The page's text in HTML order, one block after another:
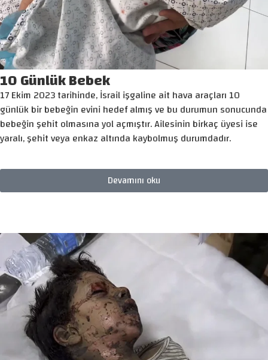
10 Günlük Bebek
17 Ekim 2023 tarihinde, İsrail işgaline ait hava araçları 10
günlük bir bebeğin evini hedef almış ve bu durumun sonucunda
bebeğin şehit olmasına yol açmıştır. Ailesinin birkaç üyesi ise
yaralı, şehit veya enkaz altında kaybolmuş durumdadır.
Devamını oku